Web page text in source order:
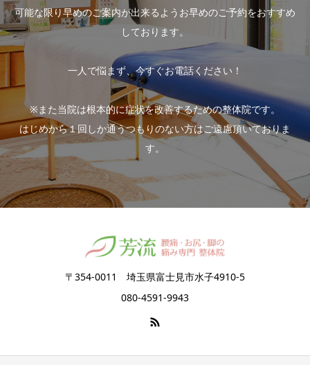
可能な限り早めのご案内が出来るようお早めのご予約をおすすめ
しております。
一人で悩まず、今すぐお電話ください！
※また当院は根本的に症状を改善するための整体院です。
はじめから１回しか通うつもりのない方はご遠慮頂いておりま
す。
〒354-0011 埼玉県富士見市水子4910-5
080-4591-9943